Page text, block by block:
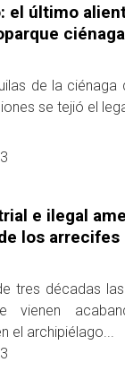
el último
de la ciénaga
se tejió el
e ilegal
los arrecifes
tres décadas
vienen
el archipiélago...